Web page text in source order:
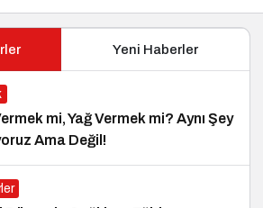
Yeni Haberler
mi, Yağ Vermek mi? Aynı Şey
Ama Değil!